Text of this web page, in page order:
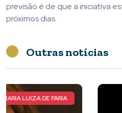
previsão é de que a iniciativa
próximos dias.
Outras notícias